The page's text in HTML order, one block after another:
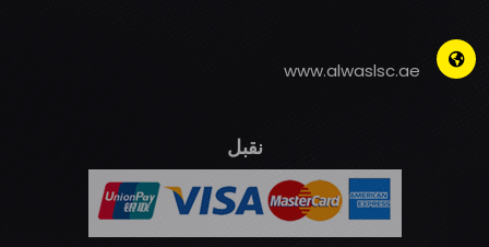
www.alwaslsc.ae
نقبل